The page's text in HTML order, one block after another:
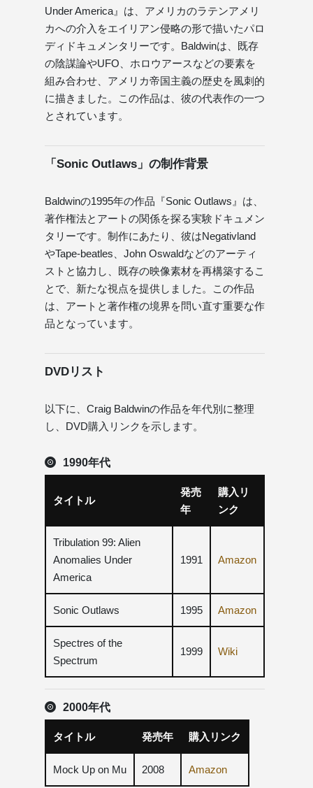
Under America』は、アメリカのラテンアメリ
カへの介入をエイリアン侵略の形で描いたパロ
ディドキュメンタリーです。Baldwinは、既存
の陰謀論やUFO、ホロウアースなどの要素を
組み合わせ、アメリカ帝国主義の歴史を風刺的
に描きました。この作品は、彼の代表作の一つ
とされています。
「Sonic Outlaws」の制作背景
Baldwinの1995年の作品『Sonic Outlaws』は、
著作権法とアートの関係を探る実験ドキュメン
タリーです。制作にあたり、彼はNegativland
やTape-beatles、John Oswaldなどのアーティ
ストと協力し、既存の映像素材を再構築するこ
とで、新たな視点を提供しました。この作品
は、アートと著作権の境界を問い直す重要な作
品となっています。
DVDリスト
以下に、Craig Baldwinの作品を年代別に整理
し、DVD購入リンクを示します。
1990年代
タイトル
発売
年
購入リ
ンク
Tribulation 99: Alien
Anomalies Under
America
1991 Amazon
Sonic Outlaws 1995 Amazon
Spectres of the
Spectrum
1999 Wiki
2000年代
タイトル 発売年 購入リンク
Mock Up on Mu 2008 Amazon